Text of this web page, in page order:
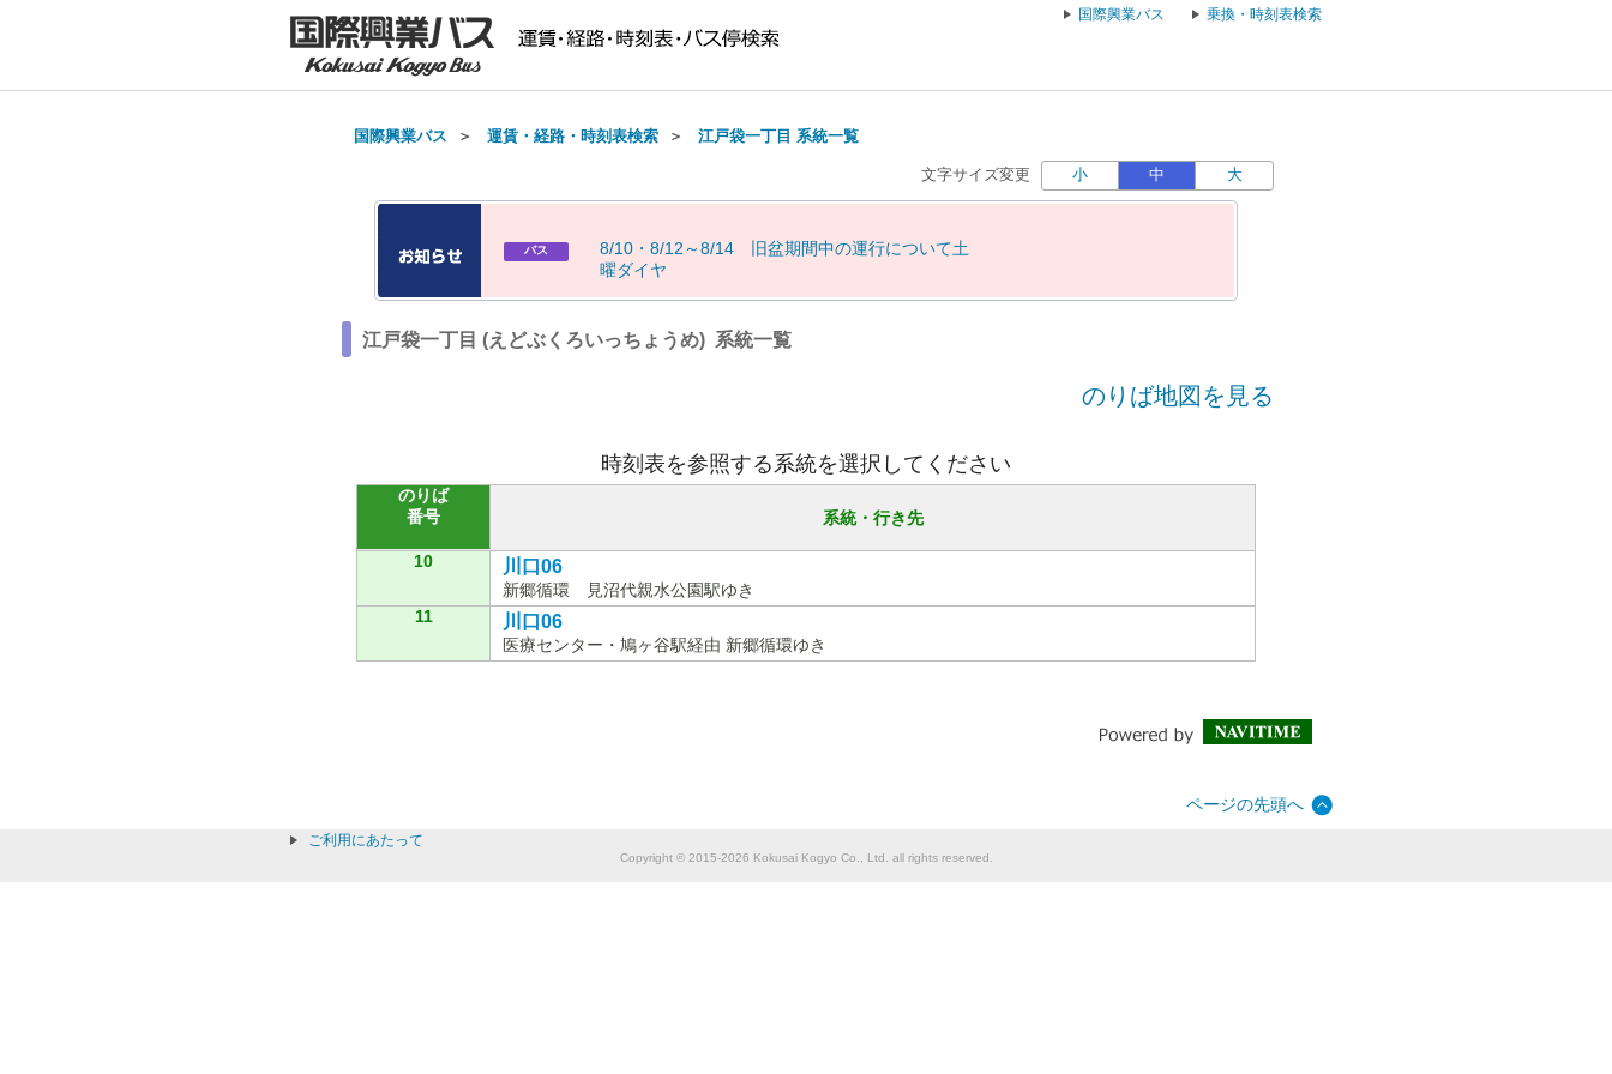
国際興業バス 乗換・時刻表検索
国際興業バス ＞ 運賃・経路・時刻表検索 ＞ 江戸袋一丁目 系統一覧
文字サイズ変更 小 中 大
バス 8/10 ・ 8/1 2 ～8/14 旧盆期間中の運行について土
曜ダイヤ
江戸袋一丁目 (えどぶくろいっちょうめ) 系統一覧
のりば地図を見る
時刻表を参照する系統を選択してください
のりば
番号
系統・行き先
10 川口06
新郷循環 見沼代親水公園駅ゆき
11
川口06
医療センター・鳩ヶ谷駅経由 新郷循環ゆき
ページの先頭へ
ご利用にあたって
Copyright © 2015-2026 Kokusai Kogyo Co., Ltd. all rights reserved.